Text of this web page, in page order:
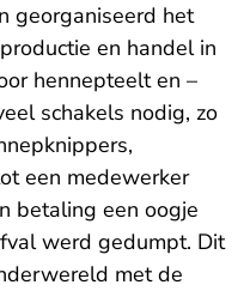
georganiseerd het
en handel in
hennepteelt en –
schakels nodig, zo
een medewerker
betaling een oogje
werd gedumpt. Dit
met de